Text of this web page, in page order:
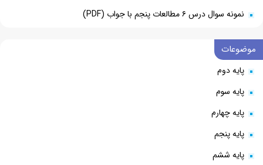
نمونه سوال درس ۶ مطالعات پنجم با جواب (PDF)
موضوعات
پایه دوم
پایه سوم
پایه چهارم
پایه پنجم
پایه ششم